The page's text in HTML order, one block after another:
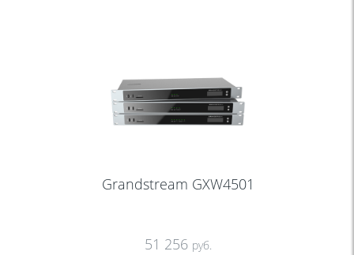
Grandstream GXW4501
51 256 руб.